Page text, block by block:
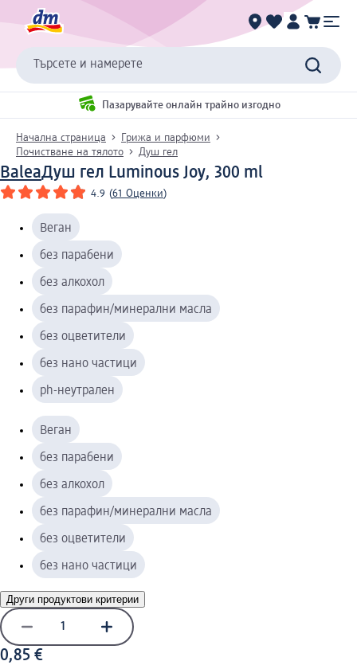
Търсете и намерете
Пазарувайте онлайн трайно изгодно
Начална страница
Грижа и парфюми
Почистване на тялото
Душ гел
BaleaДуш гел Luminous Joy, 300 ml
4.9 (61 Оценки)
Веган
без парабени
без алкохол
без парафин/минерални масла
без оцветители
без нано частици
ph-неутрален
Веган
без парабени
без алкохол
без парафин/минерални масла
без оцветители
без нано частици
Други продуктови критерии
0,85 €